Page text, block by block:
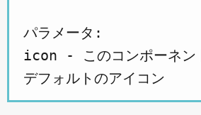
パラメータ:
icon - このコンポーネン
デフォルトのアイコン